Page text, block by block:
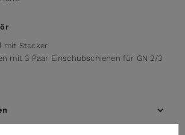
mit Stecker
mit 3 Paar Einschubschienen für GN 2/3